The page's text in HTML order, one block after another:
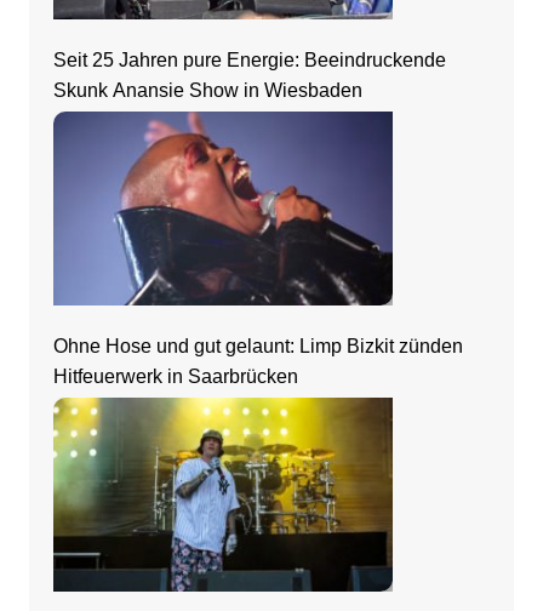
Seit 25 Jahren pure Energie: Beeindruckende
Skunk Anansie Show in Wiesbaden
Ohne Hose und gut gelaunt: Limp Bizkit zünden
Hitfeuerwerk in Saarbrücken